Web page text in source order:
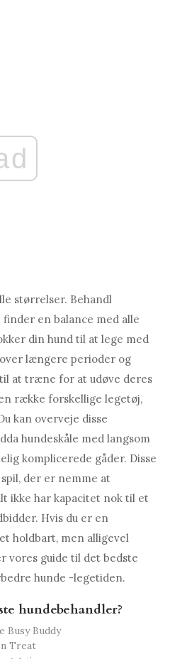
størrelser. Behandl
en balance med alle
din hund til at lege med
længere perioder og
at træne for at udøve deres
række forskellige legetøj,
kan overveje disse
hundeskåle med langsom
komplicerede gåder. Disse
der er nemme at
ikke har kapacitet nok til et
Hvis du er en
holdbart, men alligevel
vores guide til det bedste
hunde -legetiden.
hundebehandler?
Busy Buddy
Treat